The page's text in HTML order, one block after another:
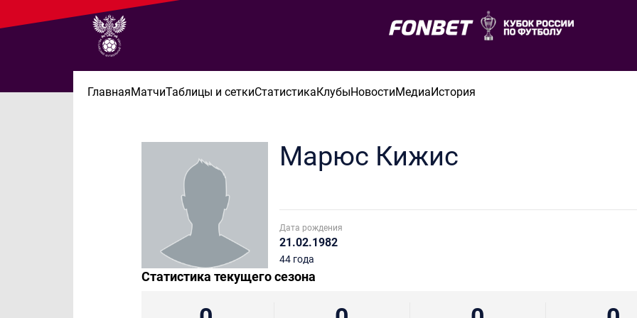
ГлавнаяМатчиТаблицы и сеткиСтатистикаКлубыНовостиМедиаИстория
Марюс Кижис
Дата рождения
21.02.1982
44 года
Статистика текущего сезона